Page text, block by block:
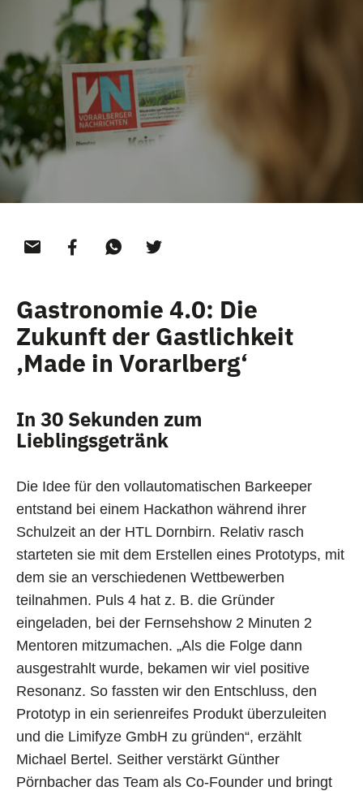
Gastronomie 4.0: Die
Zukunft der Gastlichkeit
‚Made in Vorarlberg‘
In 30 Sekunden zum
Lieblingsgetränk
Die Idee für den vollautomatischen Barkeeper
entstand bei einem Hackathon während ihrer
Schulzeit an der HTL Dornbirn. Relativ rasch
starteten sie mit dem Erstellen eines Prototyps, mit
dem sie an verschiedenen Wettbewerben
teilnahmen. Puls 4 hat z. B. die Gründer
eingeladen, bei der Fernsehshow 2 Minuten 2
Mentoren mitzumachen. „Als die Folge dann
ausgestrahlt wurde, bekamen wir viel positive
Resonanz. So fassten wir den Entschluss, den
Prototyp in ein serienreifes Produkt überzuleiten
und die Limifyze GmbH zu gründen“, erzählt
Michael Bertel. Seither verstärkt Günther
Pörnbacher das Team als Co-Founder und bringt